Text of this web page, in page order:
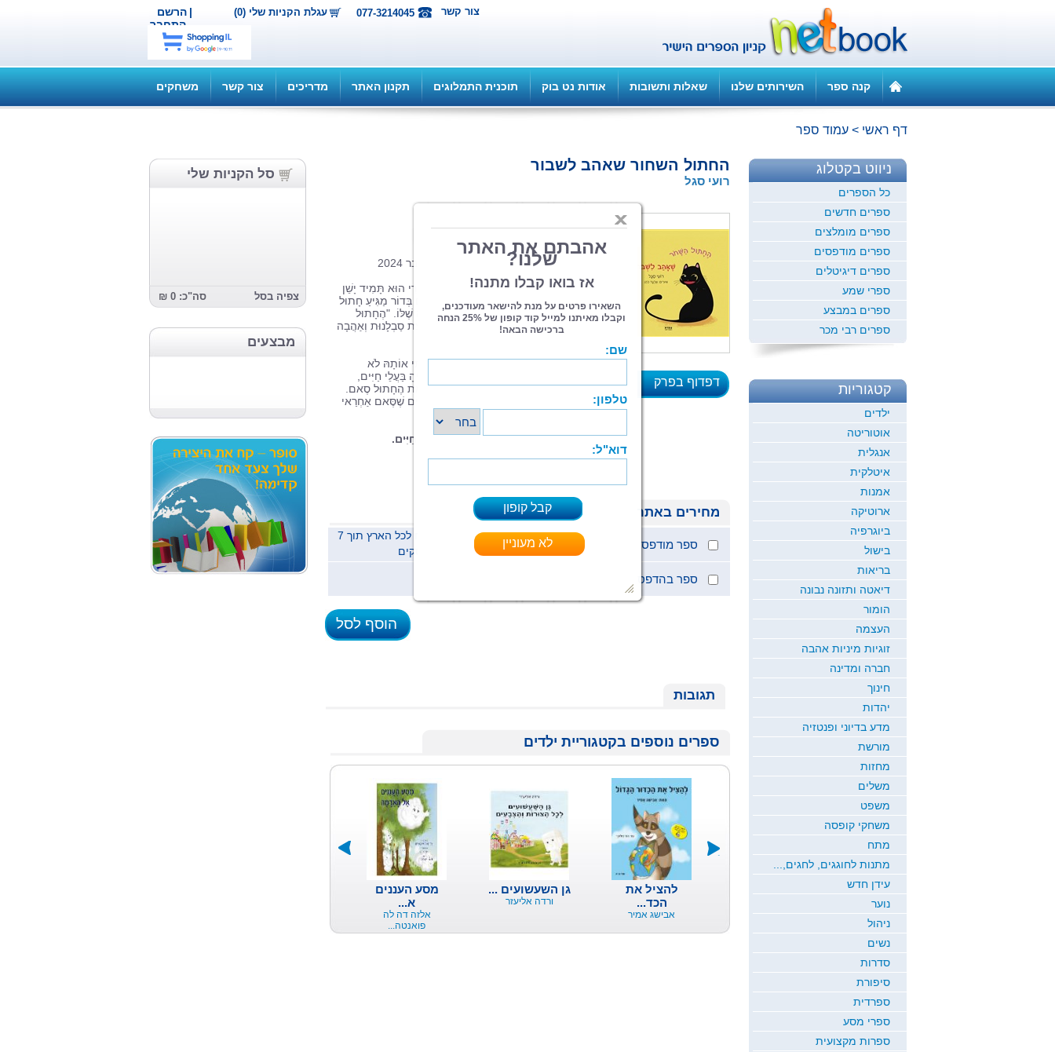
הרשם |
התחבר
עגלת הקניות שלי (0) 077-3214045 צור קשר
קנה ספר השירותים שלנו שאלות ותשובות אודות נט בוק תוכנית התמלוגים תקנון האתר מדריכים צור קשר משחקים
דף ראשי > עמוד ספר
סל הקניות שלי
צפיה בסל סה"כ: 0 ₪
מבצעים
החתול השחור שאהב לשבור
רועי סגל
דפדוף בפרק
כֻּלָּם חוֹשְׁבִים שֶׁלְּגַדֵּל חָתוּל זֶה מַמָּשׁ קַל. הֲרֵי הוּא תָּמִיד יָשֵׁן
וְאוֹכֵל וְלִפְעָמִים אוֹהֵב לְהִתְלַטֵּף. אֲבָל פַּעַם בְּדוֹר מַגִּיעַ חָתוּל
מְיֻחָד שֶׁלֹּא כֻּלָּם מִתְחַבְּרִים לַנֶּפֶשׁ הַשּׁוֹבֵבָה שֶׁלּוֹ. "הֶחָתוּל
הַשָּׁחֹר שֶׁאָהַב לִשְׁבֹּר" בָּא לְהַרְאוֹת שֶׁעִם קְצָת סַבְלָנוּת וְאַהֲבָה
אֲנִי רוֹעִי, הַיְטֶקִיסְט, נָשׂוּי לְנוֹי. לִפְנֵי שֶׁהִכַּרְתִּי אוֹתָהּ לֹא
אָהַבְתִּי בַּעֲלֵי חַיִּים, אֲבָל נוֹי, שֶׁגִּדְּלָה כָּל חַיֶּיהָ בַּעֲלֵי חַיִּים,
חָשְׂפָה אוֹתִי לָעוֹלָם הַזֶּה. בִּזְכוּתָהּ אִמַּצְנוּ אֶת הֶחָתוּל סֶאם.
הַסֵּפֶר הַזֶּה נִכְתַּב בְּהַשְׁרָאַת אֵרוּעִים אֲמִתִּיִּים שֶׁסֶּאם אַחְרַאי
לָהֶם. מְקַוִּים שֶׁתִּתְחַבְּרוּ לְעוֹלַם הַחֲתוּלִים!
חֵצִי מֵהַכְנָסוֹת הַסֵּפֶר יִתָּרְמוּ לְמַעַן בַּעֲלֵי חַיִּים.
מחירים באתר
ספר מודפס 78 ₪
משלוח לכל הארץ תוך 7
ימי עסקים
ספר בהדפסה ביתית (pdf)
הוסף לסל
תגובות
ספרים נוספים בקטגוריית ילדים
מסע העננים
א...
אלזה דה לה
פואנטה...
גן השעשועים ...
ורדה אליעזר
להציל את
הכד...
אבישג אמיר רמי ארז
ירח זורח
חדוה גבריאל
ניווט בקטלוג
כל הספרים
ספרים חדשים
ספרים מומלצים
ספרים מודפסים
ספרים דיגיטלים
ספרי שמע
ספרים במבצע
ספרים רבי מכר
קטגוריות
ילדים
אוטוריטה
אנגלית
איטלקית
אמנות
ארוטיקה
ביוגרפיה
בישול
בריאות
דיאטה ותזונה נבונה
הומור
העצמה
זוגיות מיניות אהבה
חברה ומדינה
חינוך
יהדות
מדע בדיוני ופנטזיה
מורשת
מחזות
משלים
משפט
משחקי קופסה
מתח
מתנות לחוגגים, לחגים,...
עידן חדש
נוער
ניהול
נשים
סדרות
סיפורת
ספרדית
ספרי מסע
ספרות מקצועית